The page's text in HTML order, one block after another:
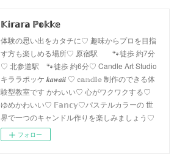
𝕂𝕚𝕣𝕒𝕣𝕒 ℙ𝕠𝕜𝕜𝕖
体験の思い出をカタチに♡ 趣味からプロを目指
す方も楽しめる場所♡ 原宿駅 🐾徒歩 約7分
♡ 北参道駅 🐾徒歩 約6分♡ Candle Art Studio
キララポッケ 𝒌𝒂𝒘𝒂𝒊𝒊 ♡ 𝕔𝕒𝕟𝕕𝕝𝕖 制作のできる体
験型教室です かわいい♡ 心がワクワクする♡
ゆめかわいい♡ 𝔽𝕒𝕟𝕔𝕪♡パステルカラーの 世
界で一つのキャンドル作りを楽しみましょう♡
フォロー